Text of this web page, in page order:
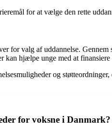
for at vælge den rette
for valg af uddannelse.
hjælpe unge med at finansiere
og
for voksne i Danmark?